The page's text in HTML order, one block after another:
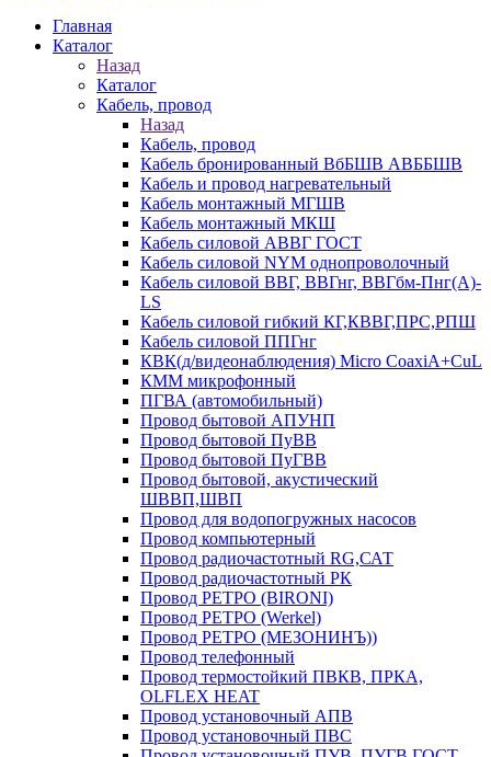
Главная
Каталог
Назад
Каталог
Кабель, провод
Назад
Кабель, провод
Кабель бронированный ВбБШВ АВББШВ
Кабель и провод нагревательный
Кабель монтажный МГШВ
Кабель монтажный МКШ
Кабель силовой АВВГ ГОСТ
Кабель силовой NYM однопроволочный
Кабель силовой ВВГ, ВВГнг, ВВГбм-Пнг(А)-
LS
Кабель силовой гибкий КГ,КВВГ,ПРС,РПШ
Кабель силовой ППГнг
КВК(д/видеонаблюдения) Micro CoaxiA+CuL
КММ микрофонный
ПГВА (автомобильный)
Провод бытовой АПУНП
Провод бытовой ПуВВ
Провод бытовой ПуГВВ
Провод бытовой, акустический
ШВВП,ШВП
Провод для водопогружных насосов
Провод компьютерный
Провод радиочастотный RG,САТ
Провод радиочастотный РК
Провод РЕТРО (BIRONI)
Провод РЕТРО (Werkel)
Провод РЕТРО (МЕЗОНИНЪ))
Провод телефонный
Провод термостойкий ПВКВ, ПРКА,
OLFLEX HEAT
Провод установочный АПВ
Провод установочный ПВС